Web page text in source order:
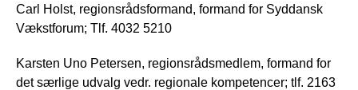
Carl Holst, regionsrådsformand, formand for Syddansk
Vækstforum; Tlf. 4032 5210
Karsten Uno Petersen, regionsrådsmedlem, formand for
det særlige udvalg vedr. regionale kompetencer; tlf. 2163